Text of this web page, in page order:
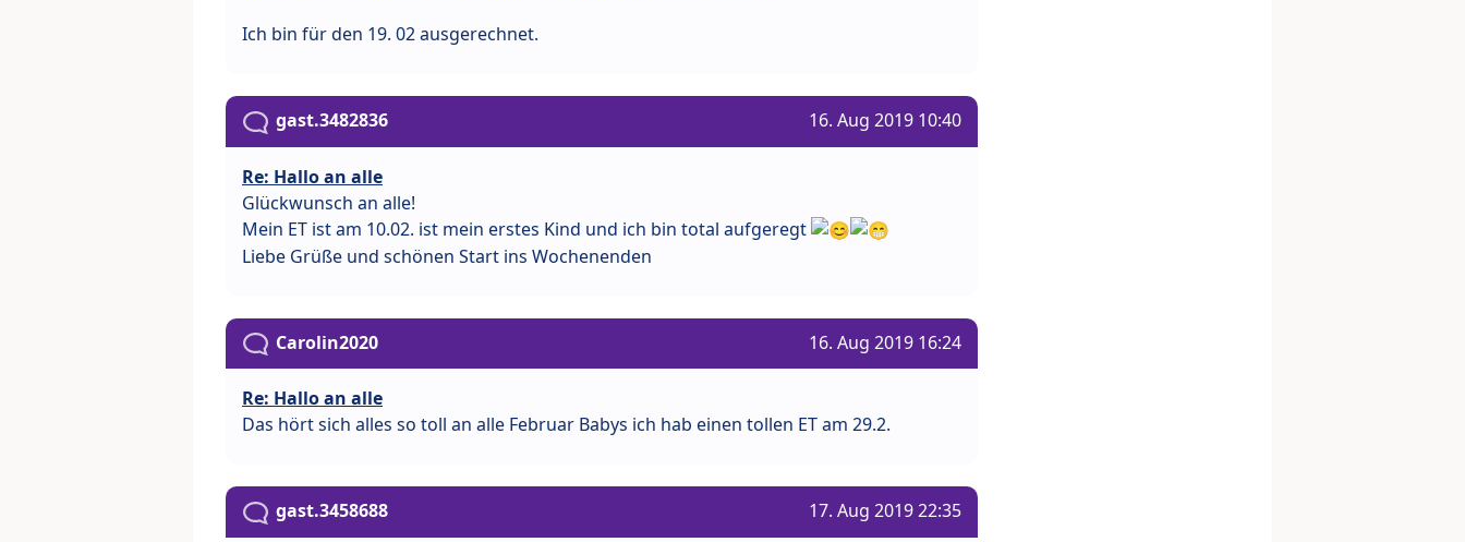
Ich bin für den 19. 02 ausgerechnet.
gast.3482836 16. Aug 2019 10:40
Re: Hallo an alle
Glückwunsch an alle!
Mein ET ist am 10.02. ist mein erstes Kind und ich bin total aufgeregt
Liebe Grüße und schönen Start ins Wochenenden
Carolin2020 16. Aug 2019 16:24
Re: Hallo an alle
Das hört sich alles so toll an alle Februar Babys ich hab einen tollen ET am 29.2.
gast.3458688 17. Aug 2019 22:35